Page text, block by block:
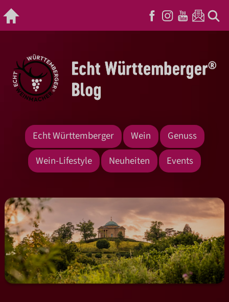
Echt Württemberger Wein
Genuss
Wein-Lifestyle
Neuheiten Events